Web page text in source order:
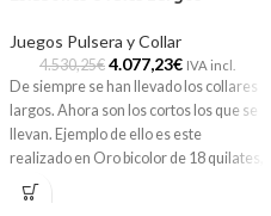
Juegos Pulsera y Collar
4.530,25€ 4.077,23€ IVA incl.
De siempre se han llevado los collares
largos. Ahora son los cortos los que se
llevan. Ejemplo de ello es este
realizado en Oro bicolor de 18 quilates,
con elegantes y sencillos eslabones
ovales alargados.